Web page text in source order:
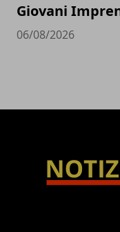
Giovani
06/08/2026